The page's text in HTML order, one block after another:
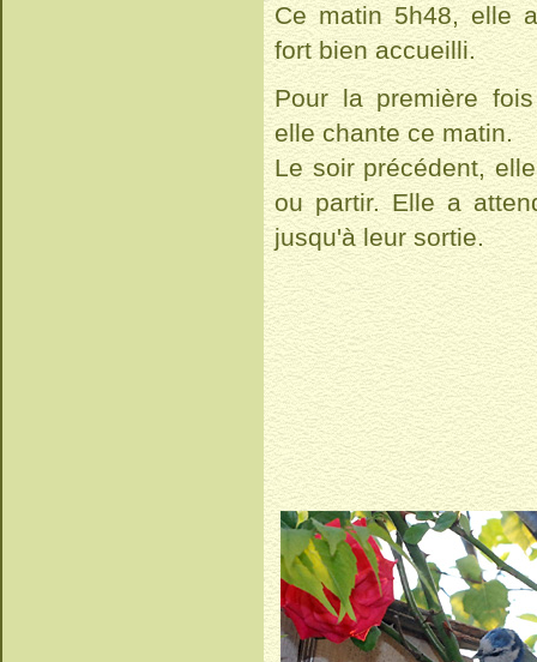
Ce matin 5h48, elle
fort bien accueilli.
Pour la première
elle chante ce matin.
Le soir précédent,
ou partir. Elle a
jusqu'à leur sortie.